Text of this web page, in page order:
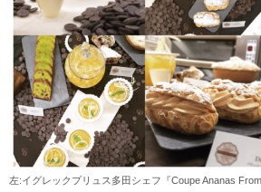
左:イグレックプリュス多田シェフ『Coupe Ananas